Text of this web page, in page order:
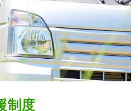
制度